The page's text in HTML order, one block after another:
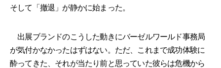
そして「撤退」が静かに始まった。
出展ブランドのこうした動きにバーゼルワールド事務局
が気付かなかったはずはない。ただ、これまで成功体験に
酔ってきた、それが当たり前と思っていた彼らは危機から